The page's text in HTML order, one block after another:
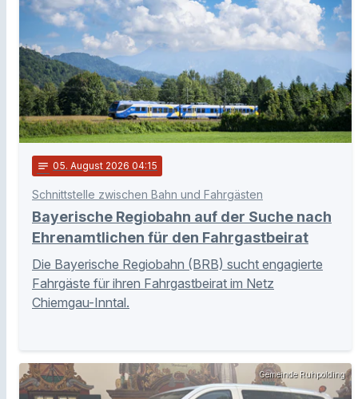
notes 05. August 2026 04:15
Schnittstelle zwischen Bahn und Fahrgästen
Bayerische Regiobahn auf der Suche nach
Ehrenamtlichen für den Fahrgastbeirat
Die Bayerische Regiobahn (BRB) sucht engagierte
Fahrgäste für ihren Fahrgastbeirat im Netz
Chiemgau-Inntal.
Gemeinde Ruhpolding